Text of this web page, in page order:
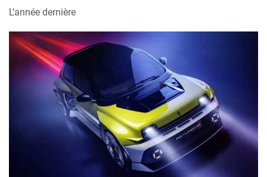
L’année dernière